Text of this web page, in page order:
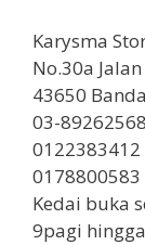
Karysma
No.30a
43650
03-
0122383412
0178800583
Kedai buka
9pagi